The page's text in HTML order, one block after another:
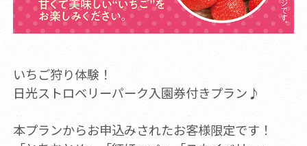
いちご狩り体験！
日光ストロベリーパーク入園券付きプラン♪
本プランからお申込みされたお客様限定です！